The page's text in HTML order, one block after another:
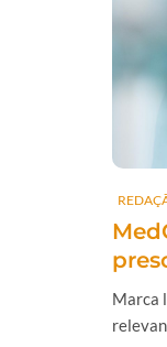
Marca